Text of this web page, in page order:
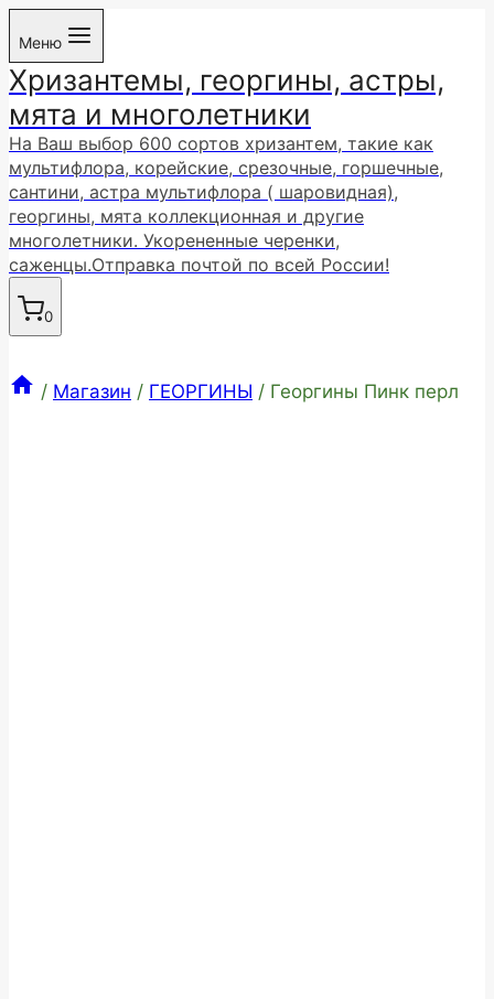
Перейти
содержимому
Меню
Хризантемы, георгины, астры,
мята и многолетники
На Ваш выбор 600 сортов хризантем, такие как
мультифлора, корейские, срезочные, горшечные,
сантини, астра мультифлора ( шаровидная),
георгины, мята коллекционная и другие
многолетники. Укорененные черенки,
саженцы.Отправка почтой по всей России!
0
/ Магазин / ГЕОРГИНЫ / Георгины Пинк перл